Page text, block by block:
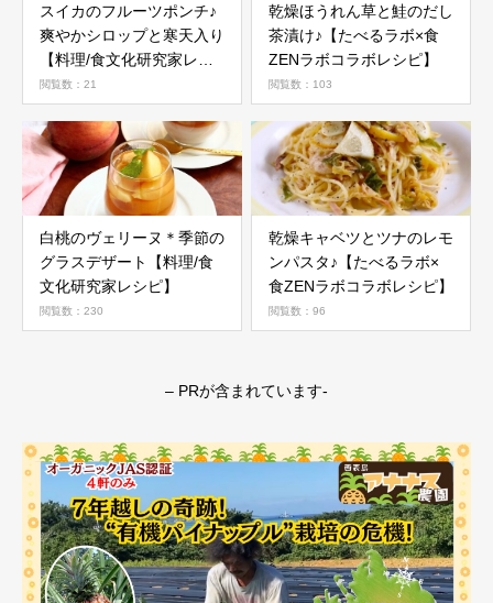
スイカのフルーツポンチ♪
爽やかシロップと寒天入り
【料理/食文化研究家レシ
ピ】
閲覧数：21
乾燥ほうれん草と鮭のだし
茶漬け♪【たべるラボ×食
ZENラボコラボレシピ】
閲覧数：103
白桃のヴェリーヌ＊季節の
グラスデザート【料理/食
文化研究家レシピ】
閲覧数：230
乾燥キャベツとツナのレモ
ンパスタ♪【たべるラボ×
食ZENラボコラボレシピ】
閲覧数：96
– PRが含まれています-